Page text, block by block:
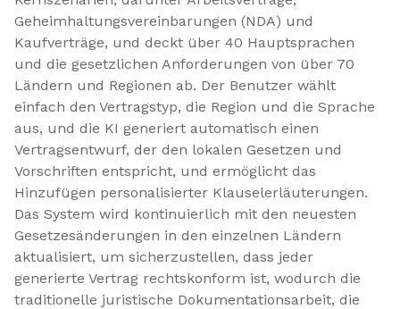
Geheimhaltungsvereinbarungen (NDA) und
Kaufverträge, und deckt über 40 Hauptsprachen
und die gesetzlichen Anforderungen von über 70
Ländern und Regionen ab. Der Benutzer wählt
einfach den Vertragstyp, die Region und die Sprache
aus, und die KI generiert automatisch einen
Vertragsentwurf, der den lokalen Gesetzen und
Vorschriften entspricht, und ermöglicht das
Hinzufügen personalisierter Klauselerläuterungen.
Das System wird kontinuierlich mit den neuesten
Gesetzesänderungen in den einzelnen Ländern
aktualisiert, um sicherzustellen, dass jeder
generierte Vertrag rechtskonform ist, wodurch die
traditionelle juristische Dokumentationsarbeit, die